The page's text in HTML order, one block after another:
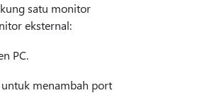
satu monitor
eksternal:
PC.
menambah port